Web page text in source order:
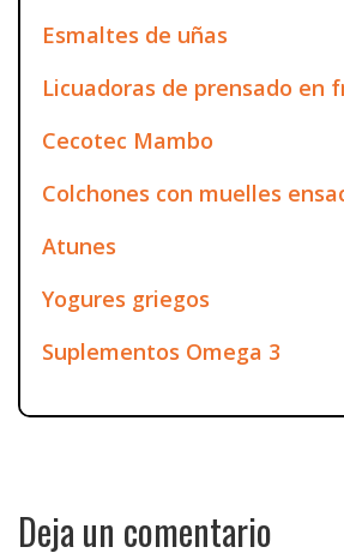
Esmaltes de uñas
Licuadoras de prensado en
Cecotec Mambo
Colchones con muelles
Atunes
Yogures griegos
Suplementos Omega 3
Deja un comentario